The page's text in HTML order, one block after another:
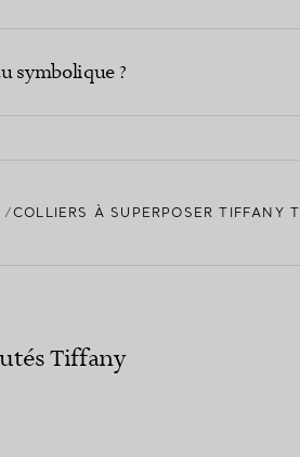
symbolique ?
COLLIERS À SUPERPOSER TIFFANY T
Tiffany